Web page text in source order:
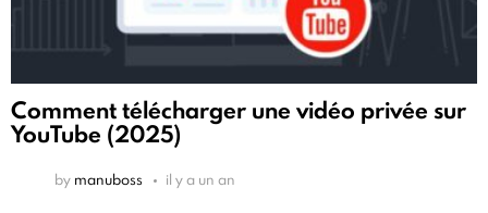
Comment télécharger une vidéo privée sur
YouTube (2025)
by manuboss il y a un an